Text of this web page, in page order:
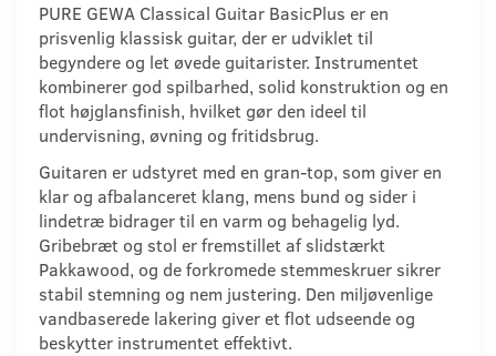
PURE GEWA Classical Guitar BasicPlus er en
prisvenlig klassisk guitar, der er udviklet til
begyndere og let øvede guitarister. Instrumentet
kombinerer god spilbarhed, solid konstruktion og en
flot højglansfinish, hvilket gør den ideel til
undervisning, øvning og fritidsbrug.
Guitaren er udstyret med en gran-top, som giver en
klar og afbalanceret klang, mens bund og sider i
lindetræ bidrager til en varm og behagelig lyd.
Gribebræt og stol er fremstillet af slidstærkt
Pakkawood, og de forkromede stemmeskruer sikrer
stabil stemning og nem justering. Den miljøvenlige
vandbaserede lakering giver et flot udseende og
beskytter instrumentet effektivt.